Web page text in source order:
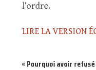
l’ordre.
LIRE LA VERSION
« Pourquoi avoir